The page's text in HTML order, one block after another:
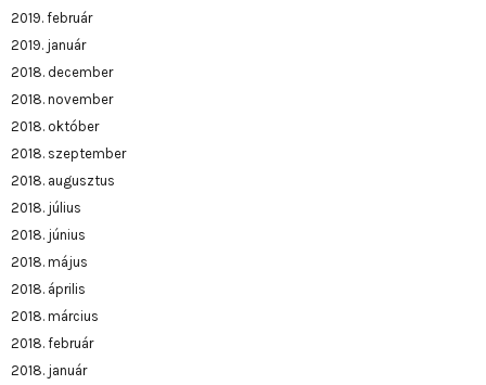
2019. február
2019. január
2018. december
2018. november
2018. október
2018. szeptember
2018. augusztus
2018. július
2018. június
2018. május
2018. április
2018. március
2018. február
2018. január